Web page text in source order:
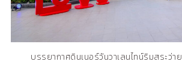
บรรยากาศดินเนอร์วันวาเลนไทน์ริมสระว่า